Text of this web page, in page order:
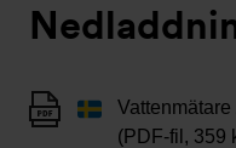
(PDF-fil, 359